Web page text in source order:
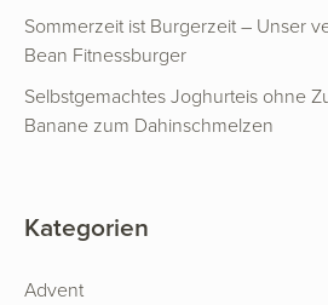
Sommerzeit ist Burgerzeit – Unser
Bean Fitnessburger
Selbstgemachtes Joghurteis ohne
Banane zum Dahinschmelzen
Kategorien
Advent